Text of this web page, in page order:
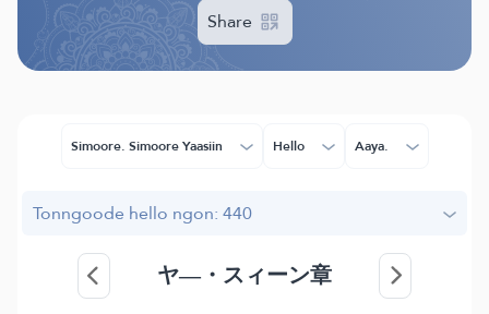
Share
Simoore. Simoore Yaasiin Hello Aaya.
Tonngoode hello ngon: 440
ヤ―・スィーン章